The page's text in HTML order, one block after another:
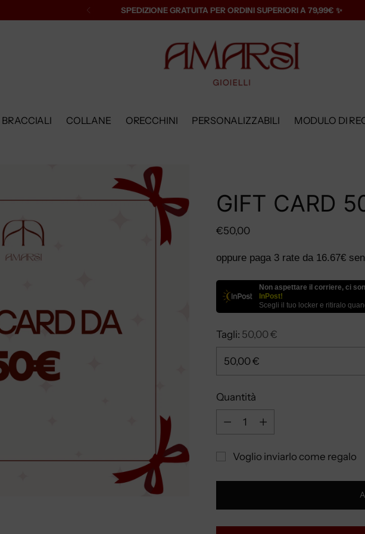
SPEDIZIONE GRATUITA PER ORDINI SUPERIORI A 79,99€ ✨
BRACCIALI COLLANE ORECCHINI PERSONALIZZABILI MODULO DI
GIFT CARD
Prezzo
listino
€50,00
oppure paga 3 rate da 16.67€
Non aspettare il corriere, ci
InPost!
Scegli il tuo locker e ritiralo
Tagli: 50,00 €
Quantità
Quantità
Voglio inviarlo come regalo